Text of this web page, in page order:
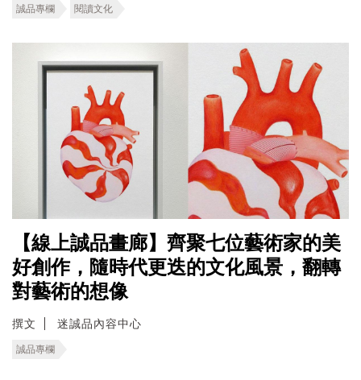
誠品專欄 閱讀文化
【線上誠品畫廊】齊聚七位藝術家的美
好創作，隨時代更迭的文化風景，翻轉
對藝術的想像
撰文 迷誠品內容中心
誠品專欄